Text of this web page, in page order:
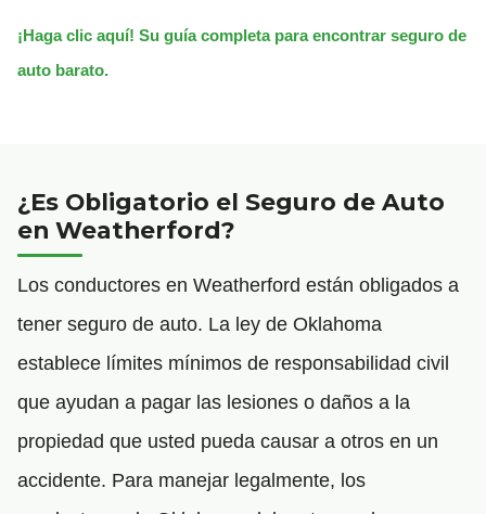
¡Haga clic aquí! Su guía completa para encontrar seguro de
auto barato.
¿Es Obligatorio el Seguro de Auto
en Weatherford?
Los conductores en Weatherford están obligados a
tener seguro de auto. La ley de Oklahoma
establece límites mínimos de responsabilidad civil
que ayudan a pagar las lesiones o daños a la
propiedad que usted pueda causar a otros en un
accidente. Para manejar legalmente, los